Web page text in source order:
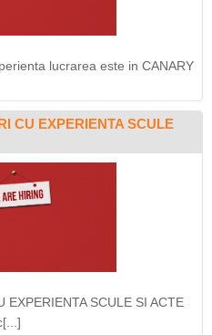
lucrarea este in CANARY
CU EXPERIENTA SCULE
SCULE SI ACTE